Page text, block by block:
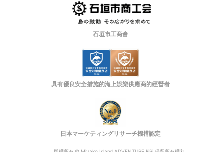
石垣市工商會
具有優良安全措施的海上娛樂供應商的經營者
日本マーケティングリサーチ機構認定
版權所有 © Miyako Island ADVENTURE PiPi 保留所有權利。